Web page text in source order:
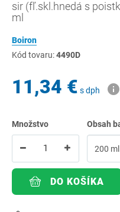
sir (fľ.skl.hnedá s
ml
Boiron
Kód tovaru:4490D
11,34 € s dph
Množstvo Obsah
DO KOŠÍKA